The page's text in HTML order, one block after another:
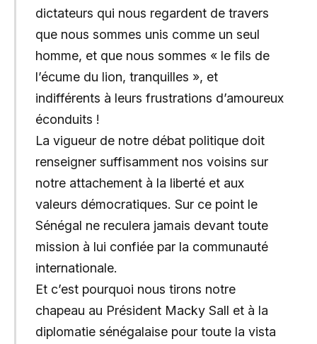
dictateurs qui nous regardent de travers
que nous sommes unis comme un seul
homme, et que nous sommes « le fils de
l’écume du lion, tranquilles », et
indifférents à leurs frustrations d’amoureux
éconduits !
La vigueur de notre débat politique doit
renseigner suffisamment nos voisins sur
notre attachement à la liberté et aux
valeurs démocratiques. Sur ce point le
Sénégal ne reculera jamais devant toute
mission à lui confiée par la communauté
internationale.
Et c’est pourquoi nous tirons notre
chapeau au Président Macky Sall et à la
diplomatie sénégalaise pour toute la vista